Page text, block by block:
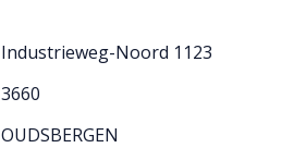
Industrieweg-Noord 1123
3660
OUDSBERGEN